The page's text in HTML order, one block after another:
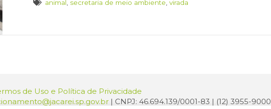
animal secretaria de meio ambiente ,virada
de Uso e Política de Privacidade
| CNPJ: 46.694.139/0001-83 | (12) 3955-9000